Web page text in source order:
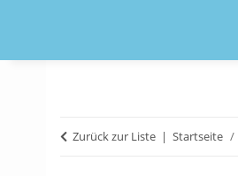
Zurück zur Liste Startseite